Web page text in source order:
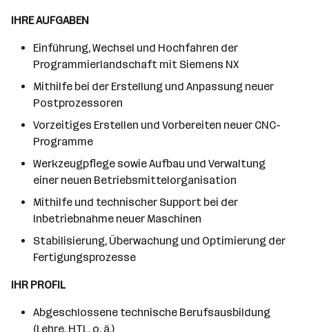
IHRE AUFGABEN
Einführung, Wechsel und Hochfahren der
Programmierlandschaft mit Siemens NX
Mithilfe bei der Erstellung und Anpassung neuer
Postprozessoren
Vorzeitiges Erstellen und Vorbereiten neuer CNC-
Programme
Werkzeugpflege sowie Aufbau und Verwaltung
einer neuen Betriebsmittelorganisation
Mithilfe und technischer Support bei der
Inbetriebnahme neuer Maschinen
Stabilisierung, Überwachung und Optimierung der
Fertigungsprozesse
IHR PROFIL
Abgeschlossene technische Berufsausbildung
(Lehre, HTL, o. ä.)